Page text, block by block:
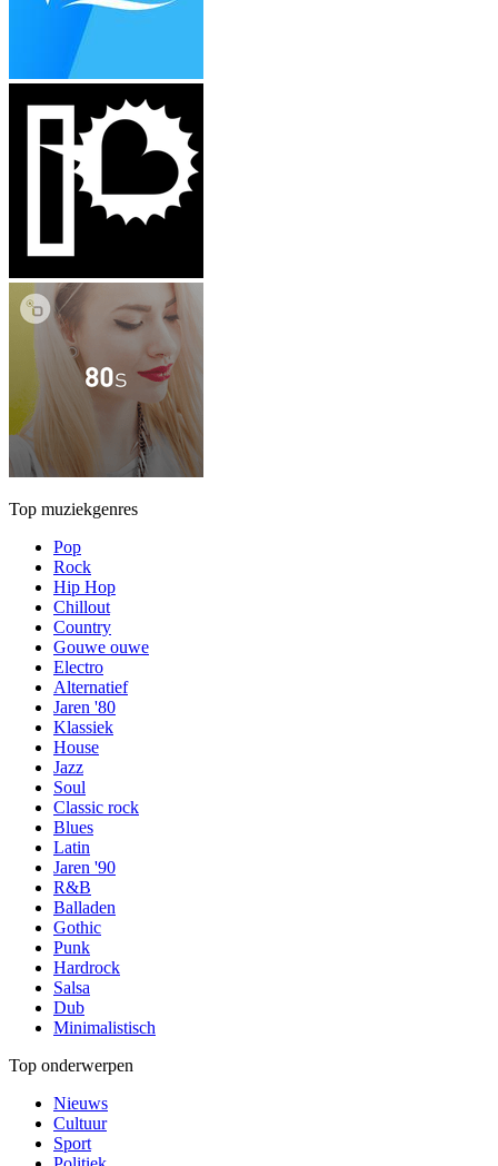
Top muziekgenres
Pop
Rock
Hip Hop
Chillout
Country
Gouwe ouwe
Electro
Alternatief
Jaren '80
Klassiek
House
Jazz
Soul
Classic rock
Blues
Latin
Jaren '90
R&B
Balladen
Gothic
Punk
Hardrock
Salsa
Dub
Minimalistisch
Top onderwerpen
Nieuws
Cultuur
Sport